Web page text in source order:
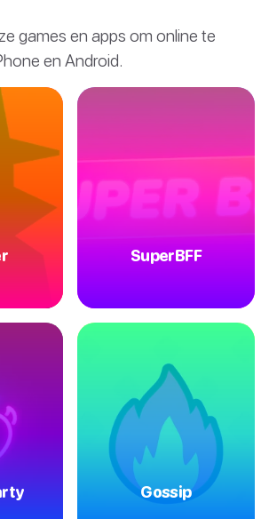
games en apps om online te
en Android.
SuperBFF
Gossip